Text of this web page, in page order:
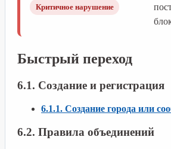
Критичное нарушение
Быстрый переход
6.1. Создание и регистрация
6.1.1. Создание города или
6.2. Правила объединений